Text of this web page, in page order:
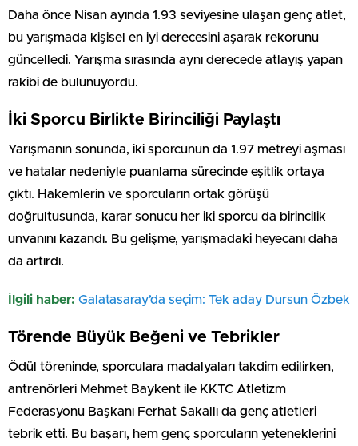
Daha önce Nisan ayında 1.93 seviyesine ulaşan genç atlet,
bu yarışmada kişisel en iyi derecesini aşarak rekorunu
güncelledi. Yarışma sırasında aynı derecede atlayış yapan
rakibi de bulunuyordu.
İki Sporcu Birlikte Birinciliği Paylaştı
Yarışmanın sonunda, iki sporcunun da 1.97 metreyi aşması
ve hatalar nedeniyle puanlama sürecinde eşitlik ortaya
çıktı. Hakemlerin ve sporcuların ortak görüşü
doğrultusunda, karar sonucu her iki sporcu da birincilik
unvanını kazandı. Bu gelişme, yarışmadaki heyecanı daha
da artırdı.
İlgili haber: Galatasaray’da seçim: Tek aday Dursun Özbek
Törende Büyük Beğeni ve Tebrikler
Ödül töreninde, sporculara madalyaları takdim edilirken,
antrenörleri Mehmet Baykent ile KKTC Atletizm
Federasyonu Başkanı Ferhat Sakallı da genç atletleri
tebrik etti. Bu başarı, hem genç sporcuların yeteneklerini